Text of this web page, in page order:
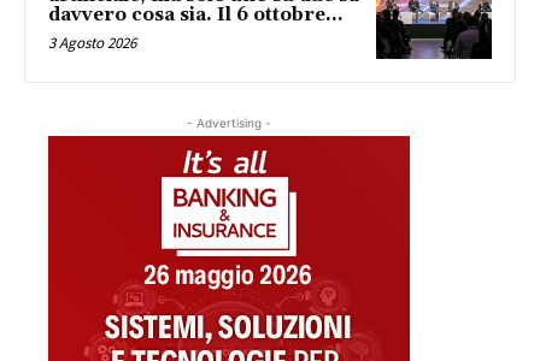
davvero cosa sia. Il 6 ottobre...
3 Agosto 2026
- Advertising -